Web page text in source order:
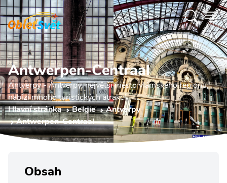
Antwerpen-Centraal
Antverpy - Antverpy, největší město vlámského regionu,
nabízí mnoho turistických atrakcí.
Hlavní stránka
Belgie
Antverpy
Antwerpen-Centraal
Obsah